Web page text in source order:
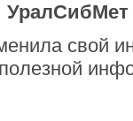
свой